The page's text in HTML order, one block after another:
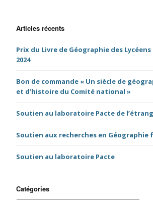
Articles récents
Prix du Livre de Géographie des
2024
Bon de commande « Un siècle de
et d’histoire du Comité national »
Soutien au laboratoire Pacte de
Soutien aux recherches en Géographie
Soutien au laboratoire Pacte
Catégories